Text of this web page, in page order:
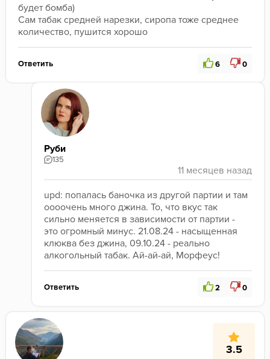
будет бомба)
Сам табак средней нарезки, сиропа тоже среднее
количество, пушится хорошо
Ответить 6 0
Руби
135
upd: попалась баночка из другой партии и там
оооочень много джина. То, что вкус так
сильно меняется в зависимости от партии -
это огромный минус. 21.08.24 - насыщенная
клюква без джина, 09.10.24 - реально
алкогольный табак. Ай-ай-ай, Морфеус!
Ответить 2 0
3.5